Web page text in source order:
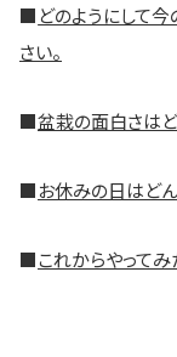
■ どのようにして
さい。
■盆栽の面白さは
■お休みの日はど
■これからやって